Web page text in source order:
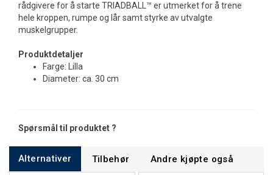
rådgivere for å starte TRIADBALL™ er utmerket for å trene
hele kroppen, rumpe og lår samt styrke av utvalgte
muskelgrupper.
Produktdetaljer
Farge: Lilla
Diameter: ca. 30 cm
Spørsmål til produktet ?
Alternativer Tilbehør Andre kjøpte også